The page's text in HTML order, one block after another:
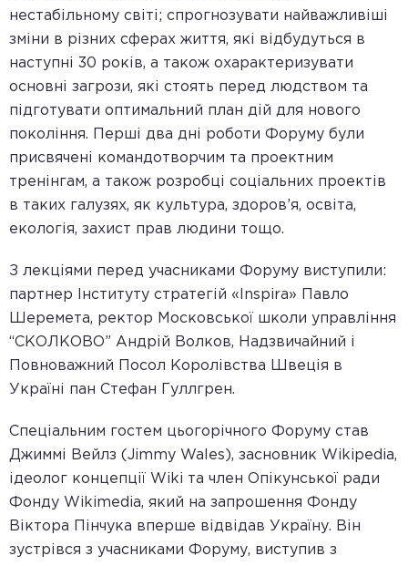
нестабільному світі; спрогнозувати найважливіші
зміни в різних сферах життя, які відбудуться в
наступні 30 років, а також охарактеризувати
основні загрози, які стоять перед людством та
підготувати оптимальний план дій для нового
покоління. Перші два дні роботи Форуму були
присвячені командотворчим та проектним
тренінгам, а також розробці соціальних проектів
в таких галузях, як культура, здоров’я, освіта,
екологія, захист прав людини тощо.
З лекціями перед учасниками Форуму виступили:
партнер Інституту стратегій «Inspira» Павло
Шеремета, ректор Московської школи управління
“СКОЛКОВО” Андрій Волков, Надзвичайний і
Повноважний Посол Королівства Швеція в
Україні пан Стефан Гуллгрен.
Спеціальним гостем цьогорічного Форуму став
Джиммі Вейлз (Jimmy Wales), засновник Wikipedia,
ідеолог концепції Wiki та член Опікунської ради
Фонду Wikimedia, який на запрошення Фонду
Віктора Пінчука вперше відвідав Україну. Він
зустрівся з учасниками Форуму, виступив з